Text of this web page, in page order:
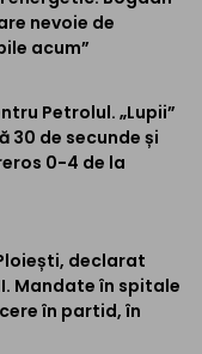
nevoie de
acum”
Petrolul. „Lupii”
30 de secunde și
0-4 de la
declarat
Mandate în spitale
în partid, în